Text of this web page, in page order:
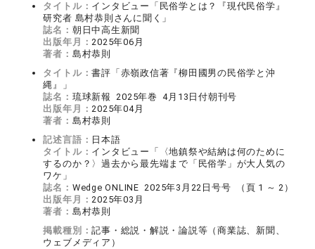
タイトル： インタビュー「民俗学とは？『現代民俗学』
研究者 島村恭則さんに聞く」
誌名： 朝日中高生新聞
出版年月：2025年06月
著者： 島村恭則
タイトル：書評「赤嶺政信著『柳田國男の民俗学と沖
縄』」
誌名： 琉球新報 2025年巻 4月13日付朝刊号
出版年月：2025年04月
著者： 島村恭則
記述言語： 日本語
タイトル： インタビュー「〈地鎮祭や結納は何のために
するのか？〉過去から最先端まで「民俗学」が大人気の
ワケ」
誌名： Wedge ONLINE 2025年3月22日号号 （頁 1 ～ 2）
出版年月：2025年03月
著者： 島村恭則
掲載種別：記事・総説・解説・論説等（商業誌、新聞、
ウェブメディア）